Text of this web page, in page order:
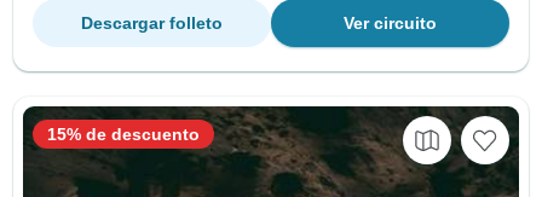
Ver circuito
Descargar folleto
15% de descuento